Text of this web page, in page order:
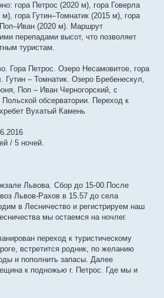
гора Петрос (2020 м), гора Говерла
гора Гутин–Томнатик (2015 м), гора
(2020 м). Маршрут
перепадами высот, что позволяет
туристам.
Гора Петрос. Озеро Несамовитое, гора
Гутин – Томнатик. Озеро Бребенескул,
Поп – Иван Черногорский, с
обсерватории. Переход к
Вухатый Камень
/ 5 ночей.
Львова. Сбор до 15-00.После
Львов-Рахов в 15.57 до села
в Лесничество и регистрируем наш
мы остаемся на ночлег.
переход к туристическому
встретится родник, по желанию
и пополнить запасы. Далее
к подножью г. Петрос. Где мы и